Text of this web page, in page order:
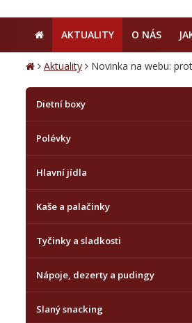
AKTUALITY O NÁS
Aktuality Novinka na webu:
Dietní boxy
Polévky
Hlavní jídla
Kaše a palačinky
Tyčinky a sladkosti
Nápoje, dezerty a pudingy
Slaný snacking